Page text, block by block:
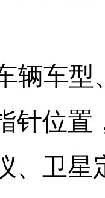
辆车型
针位置
、卫星